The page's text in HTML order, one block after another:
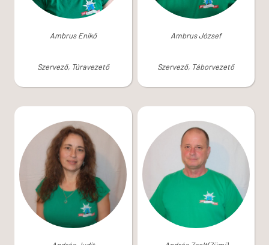
Ambrus Enikő
Szervező, Túravezető
Ambrus József
Szervező, Táborvezető